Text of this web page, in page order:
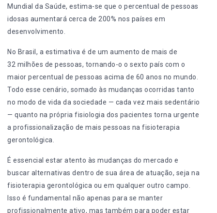
Mundial da Saúde, estima-se que o percentual de pessoas
idosas aumentará cerca de 200% nos países em
desenvolvimento.
No Brasil, a estimativa é de um aumento de mais de
32 milhões de pessoas, tornando-o o sexto país com o
maior percentual de pessoas acima de 60 anos no mundo.
Todo esse cenário, somado às mudanças ocorridas tanto
no modo de vida da sociedade — cada vez mais sedentário
— quanto na própria fisiologia dos pacientes torna urgente
a profissionalização de mais pessoas na fisioterapia
gerontológica.
É essencial estar atento às mudanças do mercado e
buscar alternativas dentro de sua área de atuação, seja na
fisioterapia gerontológica ou em qualquer outro campo
Isso é fundamental não apenas para se manter
profissionalmente ativo, mas também para poder estar